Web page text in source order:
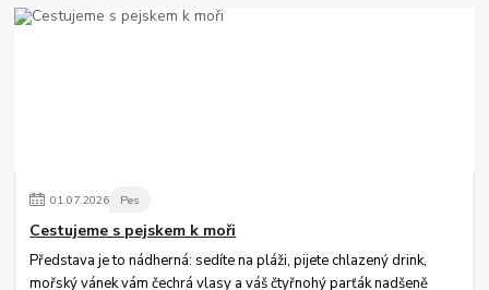
01.07.2026 Pes
Cestujeme s pejskem k moři
Představa je to nádherná: sedíte na pláži, pijete chlazený drink,
mořský vánek vám čechrá vlasy a váš čtyřnohý parťák nadšeně